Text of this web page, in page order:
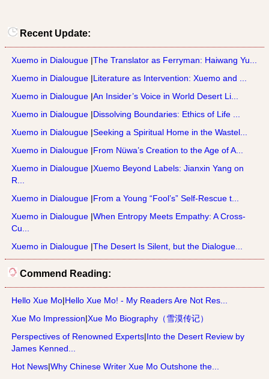
Recent Update:
Xuemo in Dialougue |The Translator as Ferryman: Haiwang Yu...
Xuemo in Dialougue |Literature as Intervention: Xuemo and ...
Xuemo in Dialougue |An Insider’s Voice in World Desert Li...
Xuemo in Dialougue |Dissolving Boundaries: Ethics of Life ...
Xuemo in Dialougue |Seeking a Spiritual Home in the Wastel...
Xuemo in Dialougue |From Nüwa’s Creation to the Age of A...
Xuemo in Dialougue |Xuemo Beyond Labels: Jianxin Yang on
R...
Xuemo in Dialougue |From a Young “Fool’s” Self-Rescue t...
Xuemo in Dialougue |When Entropy Meets Empathy: A Cross-
Cu...
Xuemo in Dialougue |The Desert Is Silent, but the Dialogue...
Commend Reading:
Hello Xue Mo|Hello Xue Mo! - My Readers Are Not Res...
Xue Mo Impression|Xue Mo Biography（雪漠传记）
Perspectives of Renowned Experts|Into the Desert Review by
James Kenned...
Hot News|Why Chinese Writer Xue Mo Outshone the...